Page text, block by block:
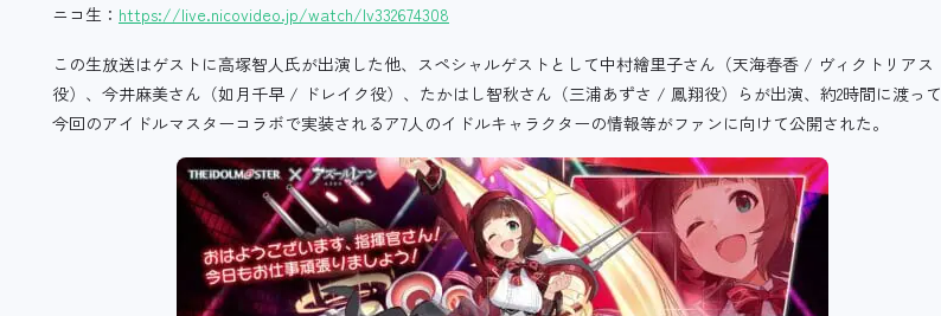
ニコ生： https://live.nicovideo.jp/watch/lv332674308
この生放送はゲストに高塚智人氏が出演した他、スペシャルゲストとして中村繪里子さん（天海春香 / ヴィクトリアス
役）、今井麻美さん（如月千早 / ドレイク役）、たかはし智秋さん（三浦あずさ / 鳳翔役）らが出演、約2時間に渡って
今回のアイドルマスターコラボで実装されるア7人のイドルキャラクターの情報等がファンに向けて公開された。